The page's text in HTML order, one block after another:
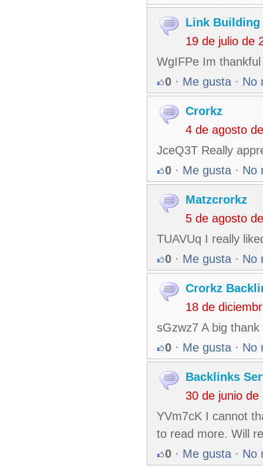
Link Building
19 de julio de
WgIFPe Im
0 · Me gusta · No
Crorkz
4 de agosto
JceQ3T Really
0 · Me gusta · No
Matzcrorkz
5 de agosto
TUAVUq I really
0 · Me gusta · No
Crorkz
18 de
sGzwz7 A big
0 · Me gusta · No
Backlinks
30 de junio
YVm7cK I cannot
to read more. Will
0 · Me gusta · No